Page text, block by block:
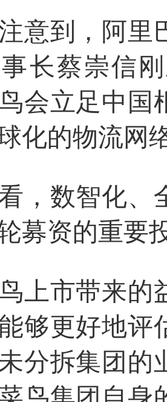
意到，阿里
长蔡崇信
会立足中国
化的物流网
，数智化、
募资的重要
上市带来的
够更好地评
分拆集团的